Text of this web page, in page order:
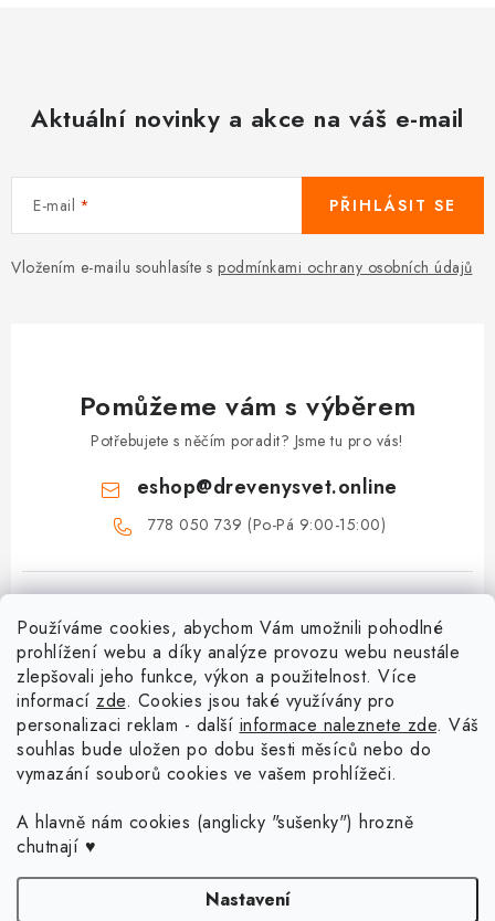
Používáme cookies, abychom Vám umožnili pohodlné
prohlížení webu a díky analýze provozu webu neustále
zlepšovali jeho funkce, výkon a použitelnost. Více
informací zde. Cookies jsou také využívány pro
personalizaci reklam - další informace naleznete zde. Váš
souhlas bude uložen po dobu šesti měsíců nebo do
vymazání souborů cookies ve vašem prohlížeči.
A hlavně nám cookies (anglicky "sušenky") hrozně
chutnají ♥
Nastavení
Aktuální novinky a akce na váš e-mail
E-mail
Vložením e-mailu souhlasíte s podmínkami ochrany osobních údajů
PŘIHLÁSIT SE
Pomůžeme vám s výběrem
Potřebujete s něčím poradit? Jsme tu pro vás!
eshop@drevenysvet.online
778 050 739 (Po-Pá 9:00-15:00)
Menu
Doprava a platba
Vrácení zboží a reklamace
Blog o háčkování a pletení
Proč se může odstín příze Woody časem změnit?
Háčkování košíků - návody